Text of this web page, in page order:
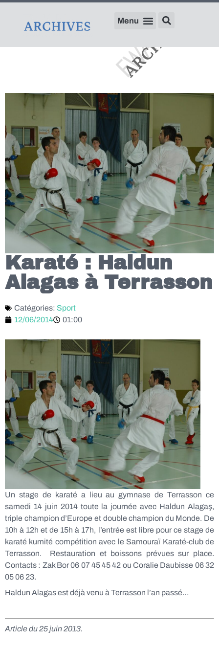
Karaté : Haldun
Alagas à Terrasson
Catégories: Sport
12/06/2014
01:00
Un stage de karaté a lieu au gymnase de Terrasson ce
samedi 14 juin 2014 toute la journée avec Haldun Alagaş,
triple champion d’Europe et double champion du Monde. De
10h à 12h et de 15h à 17h, l’entrée est libre pour ce stage de
karaté kumité compétition avec le Samouraï Karaté-club de
Terrasson. Restauration et boissons prévues sur place.
Contacts : Zak Bor 06 07 45 45 42 ou Coralie Daubisse 06 32
05 06 23.
Haldun Alagas est déjà venu à Terrasson l’an passé…
Article du 25 juin 2013.